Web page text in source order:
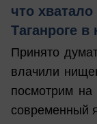
что
Таганроге в
Принято
влачили
посмотрим
современный